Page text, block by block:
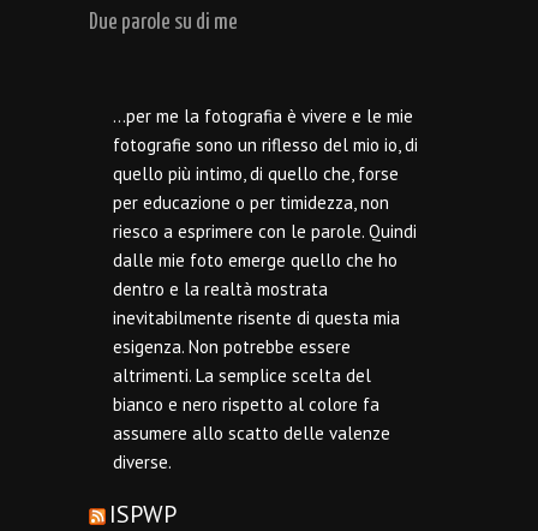
Due parole su di me
…per me la fotografia è vivere e le mie
fotografie sono un riflesso del mio io, di
quello più intimo, di quello che, forse
per educazione o per timidezza, non
riesco a esprimere con le parole. Quindi
dalle mie foto emerge quello che ho
dentro e la realtà mostrata
inevitabilmente risente di questa mia
esigenza. Non potrebbe essere
altrimenti. La semplice scelta del
bianco e nero rispetto al colore fa
assumere allo scatto delle valenze
diverse.
ISPWP